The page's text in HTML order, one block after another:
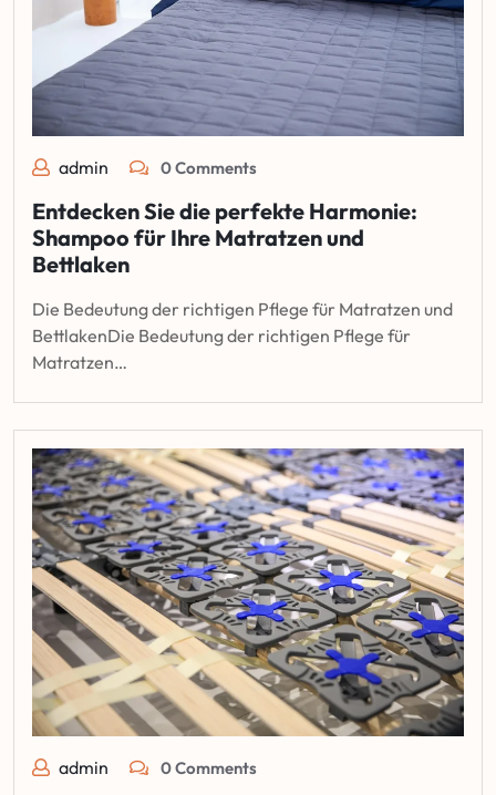
admin 0 Comments
Entdecken Sie die perfekte Harmonie:
Shampoo für Ihre Matratzen und
Bettlaken
Die Bedeutung der richtigen Pflege für Matratzen und
BettlakenDie Bedeutung der richtigen Pflege für
Matratzen…
admin 0 Comments